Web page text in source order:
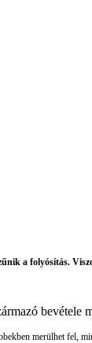
a folyósítás.
bevétele
merülhet fel,